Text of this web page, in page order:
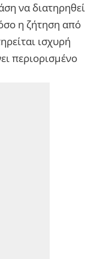
να διατηρηθεί
η ζήτηση από
ισχυρή
περιορισμένο